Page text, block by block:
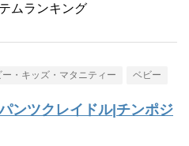
ムランキング
ー・キッズ・マタニティー ベビー
ンツクレイドル|チンポジ